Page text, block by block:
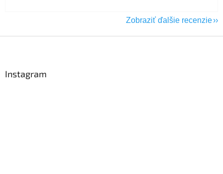
Zobraziť ďalšie recenzie
Instagram